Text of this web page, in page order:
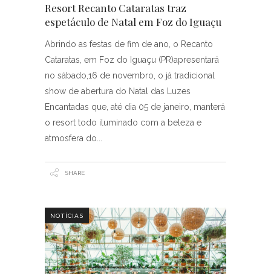
Resort Recanto Cataratas traz
espetáculo de Natal em Foz do Iguaçu
Abrindo as festas de fim de ano, o Recanto
Cataratas, em Foz do Iguaçu (PR)apresentará
no sábado,16 de novembro, o já tradicional
show de abertura do Natal das Luzes
Encantadas que, até dia 05 de janeiro, manterá
o resort todo iluminado com a beleza e
atmosfera do
SHARE
NOTÍCIAS